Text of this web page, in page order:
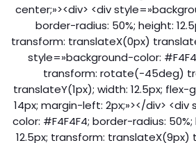
center;»><div> <div
border-radius: 50%; height:
transform: translateX(0px)
style=»background-color:
transform: rotate(-45deg)
translateY(1px); width: 12.5px; flex-
14px; margin-left: 2px;»></div>
color: #F4F4F4; border-radius: 50%;
12.5px; transform: translateX(9px)